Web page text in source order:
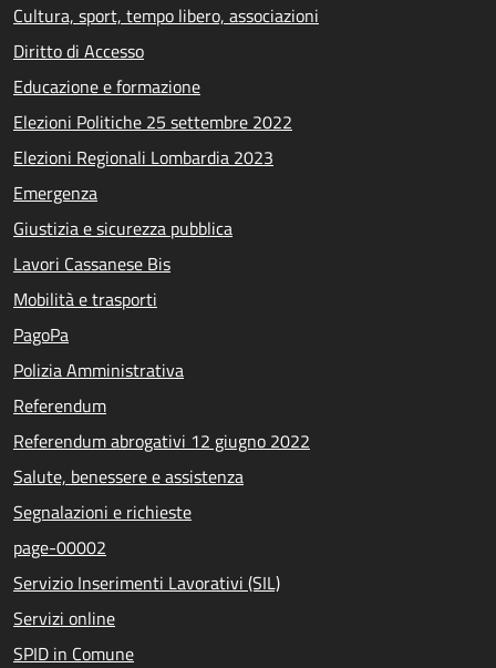
Cultura, sport, tempo libero, associazioni
Diritto di Accesso
Educazione e formazione
Elezioni Politiche 25 settembre 2022
Elezioni Regionali Lombardia 2023
Emergenza
Giustizia e sicurezza pubblica
Lavori Cassanese Bis
Mobilità e trasporti
PagoPa
Polizia Amministrativa
Referendum
Referendum abrogativi 12 giugno 2022
Salute, benessere e assistenza
Segnalazioni e richieste
page-00002
Servizio Inserimenti Lavorativi (SIL)
Servizi online
SPID in Comune